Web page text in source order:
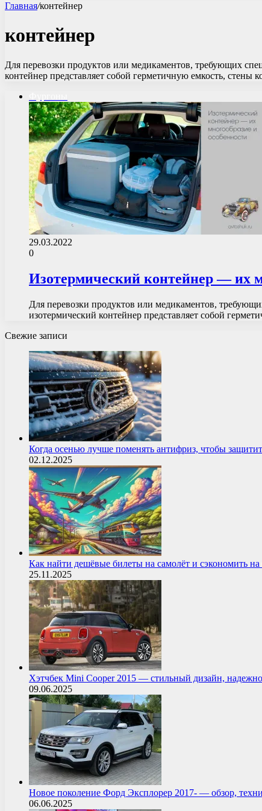
Главная/контейнер
контейнер
Для перевозки продуктов или медикаментов, требующих
контейнер представляет собой герметичную емкость,
29.03.2022
0
Изотермический контейнер — их
Для перевозки продуктов или медикаментов,
изотермический контейнер представляет собой
Свежие записи
Когда осенью лучше поменять антифриз, чтобы
02.12.2025
Как найти дешёвые билеты на самолёт и сэкономить
25.11.2025
Хэтчбек Mini Cooper 2015 — стильный дизайн,
09.06.2025
Новое поколение Форд Эксплорер 2017- — обзор,
06.06.2025